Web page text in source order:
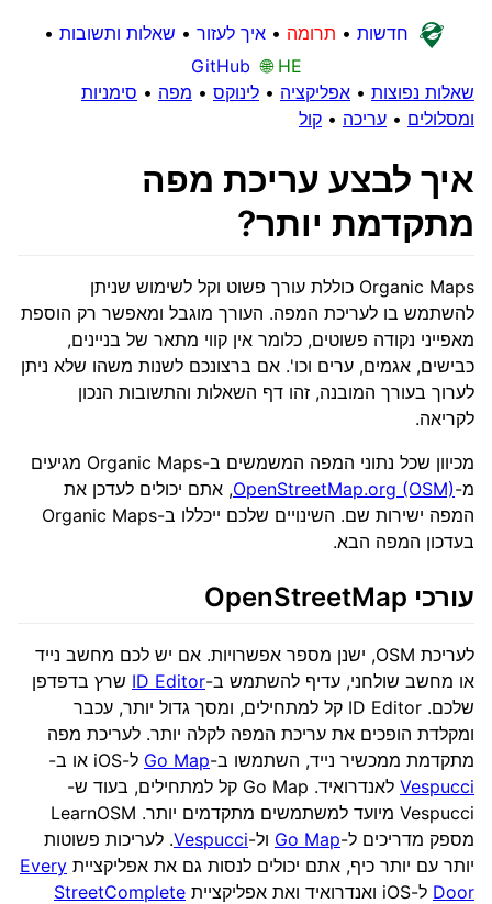
חדשות • תרומה •איך לעזור • שאלות ותשובות •
GitHub 🌐 HE
שאלות נפוצות • אפליקציה • לינוקס • מפה • סימניות
ומסלולים • עריכה • קול
איך לבצע עריכת מפה
מתקדמת יותר?
Organic Maps כוללת עורך פשוט וקל לשימוש שניתן
להשתמש בו לעריכת המפה. העורך מוגבל ומאפשר רק הוספת
מאפייני נקודה פשוטים, כלומר אין קווי מתאר של בניינים,
כבישים, אגמים, ערים וכו'. אם ברצונכם לשנות משהו שלא ניתן
לערוך בעורך המובנה, זהו דף השאלות והתשובות הנכון
לקריאה.
מכיוון שכל נתוני המפה המשמשים ב-Organic Maps מגיעים
מ-OpenStreetMap.org (OSM), אתם יכולים לעדכן את
המפה ישירות שם. השינויים שלכם ייכללו ב-Organic Maps
בעדכון המפה הבא.
עורכי OpenStreetMap
לעריכת OSM, ישנן מספר אפשרויות. אם יש לכם מחשב נייד
או מחשב שולחני, עדיף להשתמש ב-ID Editor שרץ בדפדפן
שלכם. ID Editor קל למתחילים, ומסך גדול יותר, עכבר
ומקלדת הופכים את עריכת המפה לקלה יותר. לעריכת מפה
מתקדמת ממכשיר נייד, השתמשו ב-Go Map ל-iOS או ב-
Vespucci
לאנדרואיד. Go Map קל למתחילים, בעוד ש-
Vespucci מיועד למשתמשים מתקדמים יותר. LearnOSM
מספק מדריכים ל-Go Map ול-Vespucci. לעריכות פשוטות
יותר עם יותר כיף, אתם יכולים לנסות גם את אפליקציית Every
Door ל-iOS ואנדרואיד ואת אפליקציית
StreetComplete